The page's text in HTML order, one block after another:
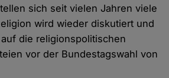
sich seit vielen Jahren viele
wird wieder diskutiert und
die religionspolitischen
vor der Bundestagswahl von